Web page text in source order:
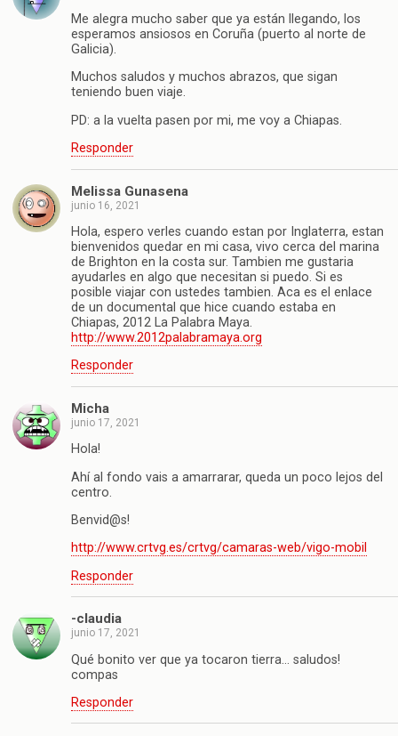
Me alegra mucho saber que ya están llegando, los
esperamos ansiosos en Coruña (puerto al norte de
Galicia).
Muchos saludos y muchos abrazos, que sigan
teniendo buen viaje.
PD: a la vuelta pasen por mi, me voy a Chiapas.
Responder
Melissa Gunasena
junio 16, 2021
Hola, espero verles cuando estan por Inglaterra, estan
bienvenidos quedar en mi casa, vivo cerca del marina
de Brighton en la costa sur. Tambien me gustaria
ayudarles en algo que necesitan si puedo. Si es
posible viajar con ustedes tambien. Aca es el enlace
de un documental que hice cuando estaba en
Chiapas, 2012 La Palabra Maya.
http://www.2012palabramaya.org
Responder
Micha
junio 17, 2021
Hola!
Ahí al fondo vais a amarrarar, queda un poco lejos del
centro.
Benvid@s!
http://www.crtvg.es/crtvg/camaras-web/vigo-mobil
Responder
-claudia
junio 17, 2021
Qué bonito ver que ya tocaron tierra… saludos!
compas
Responder